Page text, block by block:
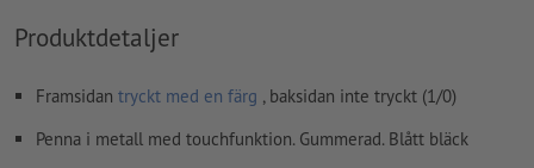
vårt hjälpcenter.
Hur skapar jag utskriftsdata korrekt?
Produktdetaljer
Framsidan tryckt med en färg , baksidan inte tryckt (1/0)
Penna i metall med touchfunktion. Gummerad. Blått bläck